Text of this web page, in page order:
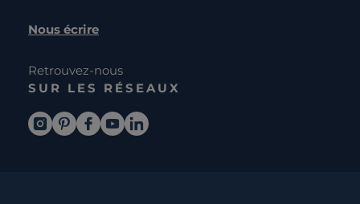
Nous écrire
Retrouvez-nous
SUR LES RÉSEAUX